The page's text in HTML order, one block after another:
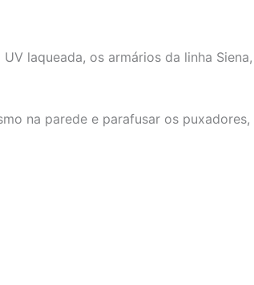
laqueada, os armários da linha
na parede e parafusar os